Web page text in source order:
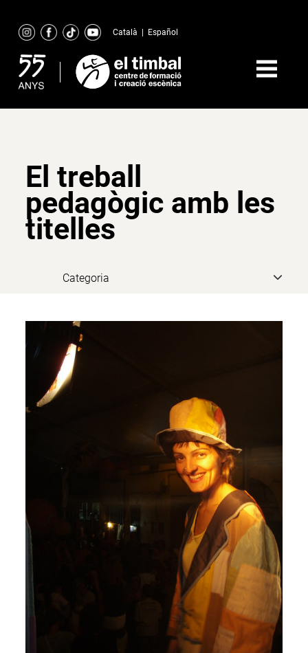
content
Català Español
El treball
pedagògic amb les
titelles